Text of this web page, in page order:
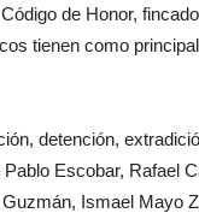
de Honor,
tienen como
detención,
Escobar, Rafael
Guzmán, Ismael Mayo